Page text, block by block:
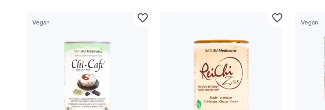
Vegan favorite_border favorite_border Vegan